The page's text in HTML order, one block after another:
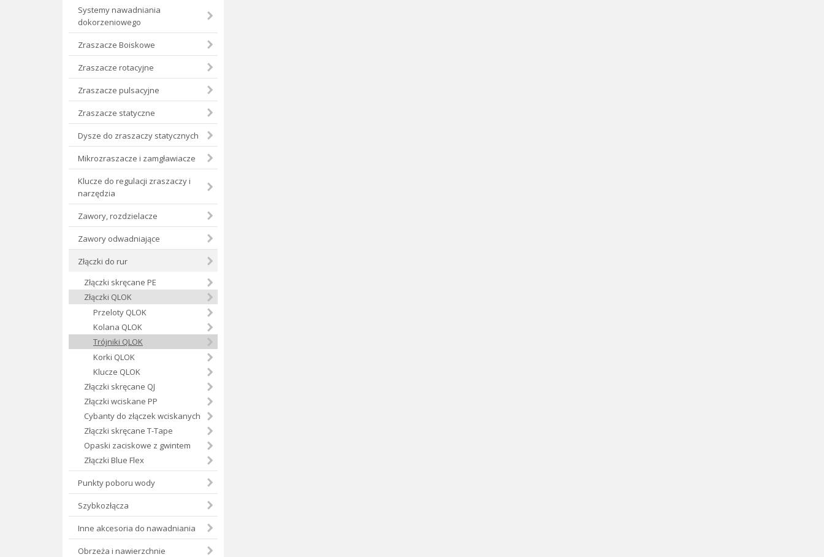
Systemy nawadniania
dokorzeniowego
Zraszacze Boiskowe
Zraszacze rotacyjne
Zraszacze pulsacyjne
Zraszacze statyczne
Dysze do zraszaczy statycznych
Mikrozraszacze i zamgławiacze
Klucze do regulacji zraszaczy i
narzędzia
Zawory, rozdzielacze
Zawory odwadniające
Złączki do rur
Złączki skręcane PE
Złączki QLOK
Przeloty QLOK
Kolana QLOK
Trójniki QLOK
Korki QLOK
Klucze QLOK
Złączki skręcane QJ
Złączki wciskane PP
Cybanty do złączek wciskanych
Złączki skręcane T-Tape
Opaski zaciskowe z gwintem
Złączki Blue Flex
Punkty poboru wody
Szybkozłącza
Inne akcesoria do nawadniania
Obrzeża i nawierzchnie